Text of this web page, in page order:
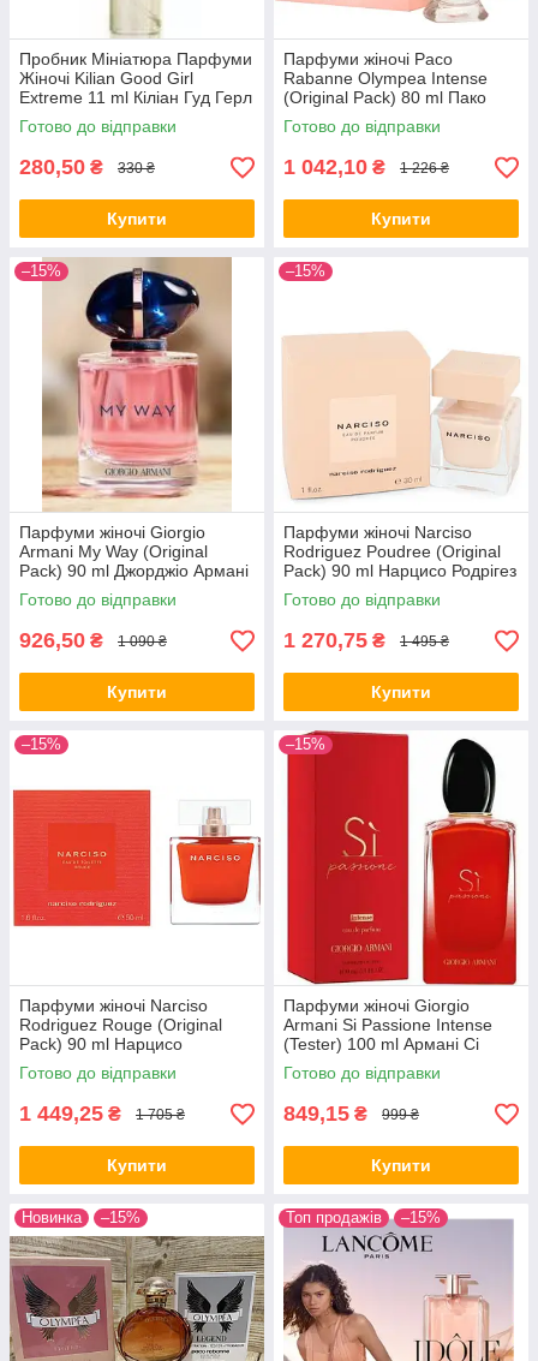
Пробник Мініатюра Парфуми
Жіночі Kilian Good Girl
Extreme 11 ml Кіліан Гуд Герл
Екстрим 11 мл all К
Готово до відправки
280,50 ₴ 330 ₴
Купити
Парфуми жіночі Paco
Rabanne Olympea Intense
(Original Pack) 80 ml Пако
Рабані Олімпія Інтенс
(Оригінал Упаковка)
Готово до відправки
1 042,10 ₴ 1 226 ₴
Купити
–15%
Парфуми жіночі Giorgio
Armani My Way (Original
Pack) 90 ml Джорджіо Армані
Мая Вей (Оригінальне
паковання) 90 мл
Готово до відправки
926,50 ₴ 1 090 ₴
Купити
–15%
Парфуми жіночі Narciso
Rodriguez Poudree (Original
Pack) 90 ml Нарцисо Родрігез
Пудра (Оригінальне
паковання)
Готово до відправки
1 270,75 ₴ 1 495 ₴
Купити
–15%
Парфуми жіночі Narciso
Rodriguez Rouge (Original
Pack) 90 ml Нарцисо
Родригез Руж (Оригінальне
паковання) all К
Готово до відправки
1 449,25 ₴ 1 705 ₴
Купити
–15%
Парфуми жіночі Giorgio
Armani Si Passione Intense
(Tester) 100 ml Армані Сі
Пасйоне Інтенс (Тестер) 100
мл all К
Готово до відправки
849,15 ₴ 999 ₴
Купити
Новинка –15% Топ продажів –15%